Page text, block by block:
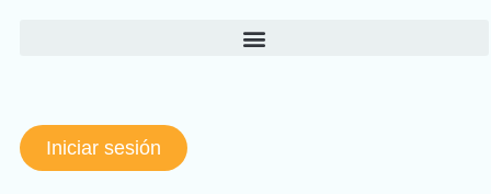
Iniciar sesión